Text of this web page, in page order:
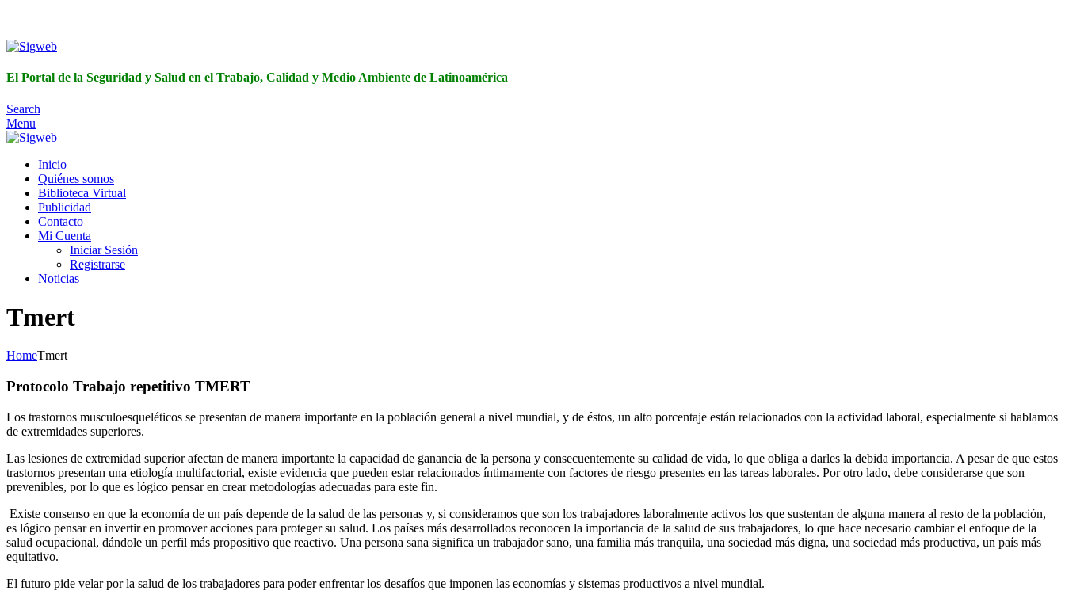
El Portal de la Seguridad y Salud en el Trabajo, Calidad y Medio Ambiente de Latinoamérica
Search
Menu
Inicio
Quiénes somos
Biblioteca Virtual
Publicidad
Contacto
Mi Cuenta
Iniciar Sesión
Registrarse
Noticias
Tmert
HomeTmert
Protocolo Trabajo repetitivo TMERT
Los trastornos musculoesqueléticos se presentan de manera importante en la población general a nivel mundial, y de éstos, un alto porcentaje están relacionados con la actividad laboral, especialmente si hablamos
de extremidades superiores.
Las lesiones de extremidad superior afectan de manera importante la capacidad de ganancia de la persona y consecuentemente su calidad de vida, lo que obliga a darles la debida importancia. A pesar de que estos
trastornos presentan una etiología multifactorial, existe evidencia que pueden estar relacionados íntimamente con factores de riesgo presentes en las tareas laborales. Por otro lado, debe considerarse que son
prevenibles, por lo que es lógico pensar en crear metodologías adecuadas para este fin.
Existe consenso en que la economía de un país depende de la salud de las personas y, si consideramos que son los trabajadores laboralmente activos los que sustentan de alguna manera al resto de la población,
es lógico pensar en invertir en promover acciones para proteger su salud. Los países más desarrollados reconocen la importancia de la salud de sus trabajadores, lo que hace necesario cambiar el enfoque de la
salud ocupacional, dándole un perfil más propositivo que reactivo. Una persona sana significa un trabajador sano, una familia más tranquila, una sociedad más digna, una sociedad más productiva, un país más
equitativo.
El futuro pide velar por la salud de los trabajadores para poder enfrentar los desafíos que imponen las economías y sistemas productivos a nivel mundial.